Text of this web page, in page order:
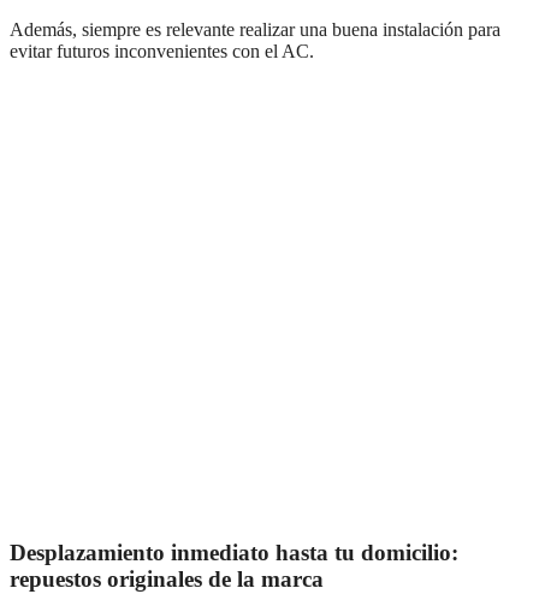
Además, siempre es relevante realizar una buena instalación para
evitar futuros inconvenientes con el AC.
Desplazamiento inmediato hasta tu domicilio:
repuestos originales de la marca